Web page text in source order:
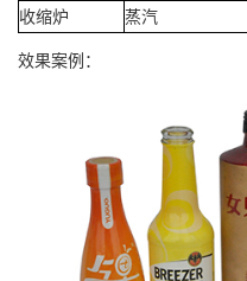
收缩炉
蒸汽
效果案例：